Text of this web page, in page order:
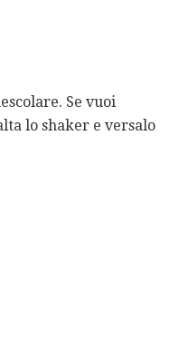
Se vuoi
lo shaker e versalo